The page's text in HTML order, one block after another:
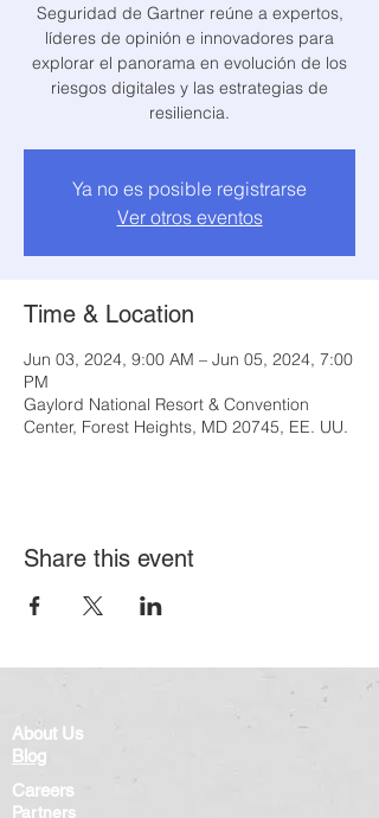
Seguridad de Gartner reúne a expertos,
líderes de opinión e innovadores para
explorar el panorama en evolución de los
riesgos digitales y las estrategias de
resiliencia.
Ya no es posible registrarse
Ver otros eventos
Time & Location
Jun 03, 2024, 9:00 AM – Jun 05, 2024, 7:00
PM
Gaylord National Resort & Convention
Center, Forest Heights, MD 20745, EE. UU.
Share this event
About Us
Blog
Careers
Partners